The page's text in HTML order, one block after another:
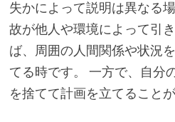
失かによって説明は異なる
故が他人や環境によって引
ば、周囲の人間関係や状況
てる時です。 一方で、自分
を捨てて計画を立てることが